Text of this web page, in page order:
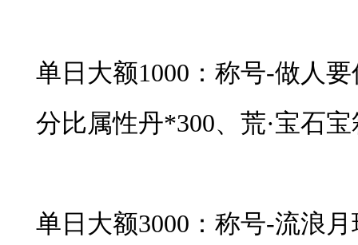
单日大额1000：称号-做人
分比属性丹*300、荒·宝石
单日大额3000：称号-流浪